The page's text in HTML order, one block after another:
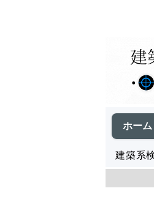
ホーム
建築系